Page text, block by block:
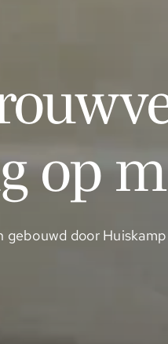
op
gebouwd door Huiskamp